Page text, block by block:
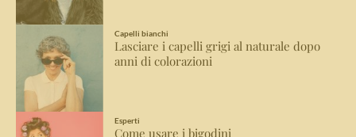
Capelli bianchi
Lasciare i capelli grigi al naturale dopo
anni di colorazioni
Esperti
Come usare i bigodini